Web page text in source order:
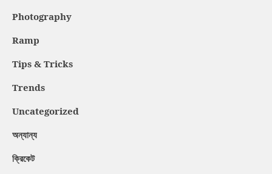
Photography
Ramp
Tips & Tricks
Trends
Uncategorized
অন্যান্য
ক্রিকেট